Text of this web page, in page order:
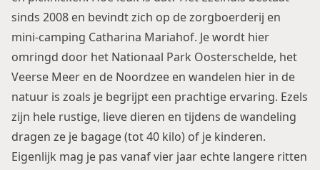
sinds 2008 en bevindt zich op de zorgboerderij en
mini-camping Catharina Mariahof. Je wordt hier
omringd door het Nationaal Park Oosterschelde, het
Veerse Meer en de Noordzee en wandelen hier in de
natuur is zoals je begrijpt een prachtige ervaring. Ezels
zijn hele rustige, lieve dieren en tijdens de wandeling
dragen ze je bagage (tot 40 kilo) of je kinderen.
Eigenlijk mag je pas vanaf vier jaar echte langere ritten